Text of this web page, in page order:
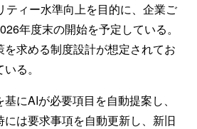
ィー水準向上を目的に、企業ご
年度末の開始を予定している。
求める制度設計が想定されてお
る。
にAIが必要項目を自動提案し、
は要求事項を自動更新し、新旧